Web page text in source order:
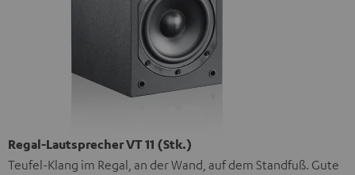
Regal-Lautsprecher VT 11 (Stk.)
Teufel-Klang im Regal, an der Wand, auf dem Standfuß. Gute